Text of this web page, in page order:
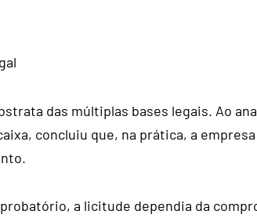
das múltiplas bases legais. Ao
concluiu que, na prática, a
a licitude dependia da